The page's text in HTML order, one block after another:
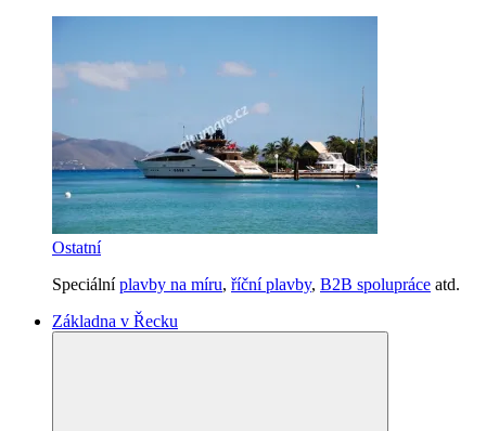
Ostatní
Speciálníplavby na míru, říční plavby, B2B spolupráce atd.
Základna v Řecku